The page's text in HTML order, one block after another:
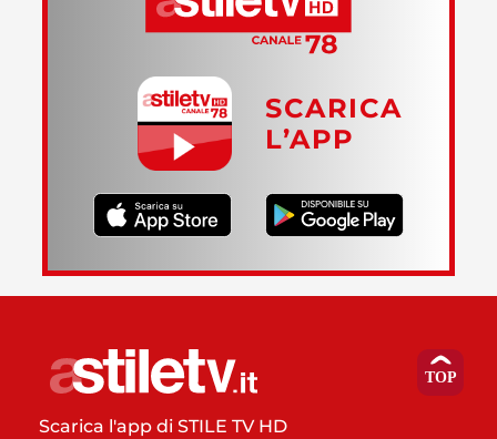
SCARICA
L’APP
Scarica l'app di STILE TV HD